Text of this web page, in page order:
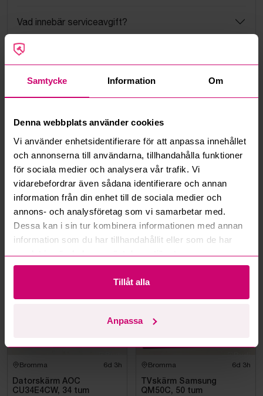
Samtycke Information Om
Denna webbplats använder cookies
Vi använder enhetsidentifierare för att anpassa innehållet
och annonserna till användarna, tillhandahålla funktioner
för sociala medier och analysera vår trafik. Vi
vidarebefordrar även sådana identifierare och annan
information från din enhet till de sociala medier och
annons- och analysföretag som vi samarbetar med.
Dessa kan i sin tur kombinera informationen med annan
information som du har tillhandahållit eller som de har
samlat in när du har använt deras tjänster.
Tillåt alla
Anpassa
Vad innebär serviceavgift?
Vad är ett reservationspris?
Hur fungerar maxbud?
Kan jag ångra ett bud?
Kan ni frakta mina vunna objekt?
Bromma 6d 3h
Datorskärm AOC
CU34E4CW, 34 tum
Bromma 6d 3h
TVskärm Samsung
QM50C, 50 tum